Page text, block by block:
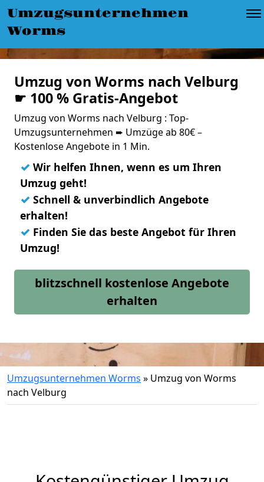
Umzugsunternehmen
Worms
Umzug von Worms nach Velburg
☛ 100 % Gratis-Angebot
Umzug von Worms nach Velburg : Top-
Umzugsunternehmen ➨ Umzüge ab 80€ –
Kostenlose Angebote in 1 Min.
✓ Wir helfen Ihnen, wenn es um Ihren
Umzug geht!
✓ Schnell & unverbindlich Angebote
erhalten!
✓ Finden Sie das beste Angebot für Ihren
Umzug!
blitzschnell kostenlose Angebote
erhalten
Umzugsunternehmen Worms » Umzug von Worms
nach Velburg